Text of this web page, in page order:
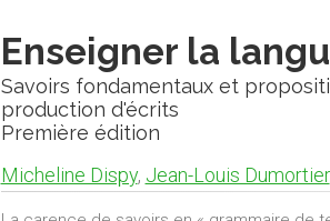
Enseigner la
Savoirs fondamentaux et
production d'écrits
Première édition
Micheline Dispy, Jean-Louis Dumortier